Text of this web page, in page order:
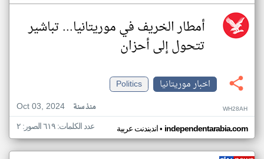
أمطار الخريف في موريتانيا... تباشير
تتحول إلى أحزان
اخبار موريتانيا
Politics
Oct 03, 2024
منذ سنة WH28AH
اندبندنت عربية• independentarabia.com عدد الكلمات: ٦١٩ الصور: ٢